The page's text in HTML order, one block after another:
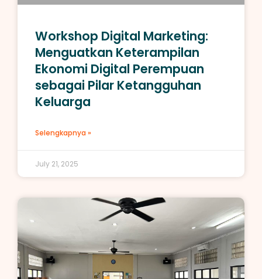
Workshop Digital Marketing:
Menguatkan Keterampilan
Ekonomi Digital Perempuan
sebagai Pilar Ketangguhan
Keluarga
Selengkapnya »
July 21, 2025